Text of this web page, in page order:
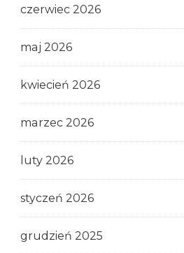
czerwiec 2026
maj 2026
kwiecień 2026
marzec 2026
luty 2026
styczeń 2026
grudzień 2025